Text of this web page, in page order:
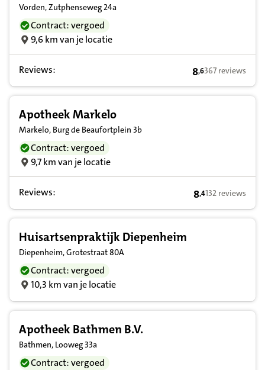
Vorden, Zutphenseweg 24a
Contract: vergoed
9,6 km van je locatie
Reviews: 8,6 op basis van
8,6367 reviews
Apotheek Markelo
Markelo, Burg de Beaufortplein 3b
Contract: vergoed
9,7 km van je locatie
Reviews: 8,4 op basis van
8,4132 reviews
Huisartsenpraktijk Diepenheim
Diepenheim, Grotestraat 80A
Contract: vergoed
10,3 km van je locatie
Apotheek Bathmen B.V.
Bathmen, Looweg 33a
Contract: vergoed